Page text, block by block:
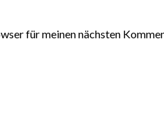
für meinen nächsten